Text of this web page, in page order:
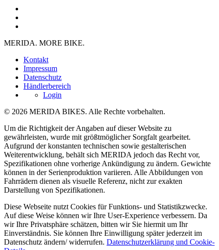
MERIDA. MORE BIKE.
Kontakt
Impressum
Datenschutz
Händlerbereich
Login
© 2026 MERIDA BIKES. Alle Rechte vorbehalten.
Um die Richtigkeit der Angaben auf dieser Website zu
gewährleisten, wurde mit größtmöglicher Sorgfalt gearbeitet.
Aufgrund der konstanten technischen sowie gestalterischen
Weiterentwicklung, behält sich MERIDA jedoch das Recht vor,
Spezifikationen ohne vorherige Ankündigung zu ändern. Gewichte
können in der Serienproduktion variieren. Alle Abbildungen von
Fahrrädern dienen als visuelle Referenz, nicht zur exakten
Darstellung von Spezifikationen.
Diese Webseite nutzt Cookies für Funktions- und Statistikzwecke.
Auf diese Weise können wir Ihre User-Experience verbessern. Da
wir Ihre Privatsphäre schätzen, bitten wir Sie hiermit um Ihr
Einverständnis. Sie können Ihre Einwilligung später jederzeit im
Datenschutz ändern/ widerrufen. Datenschutzerklärung und Cookie-